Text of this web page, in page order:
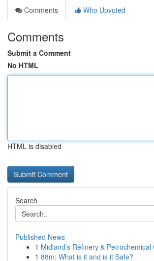
Comments
Who Upvoted
Comments
Submit a Comment
No HTML
HTML is disabled
Search
Published News
1 Midland’s Refinery &
1 88m: What is it and is it Safe?